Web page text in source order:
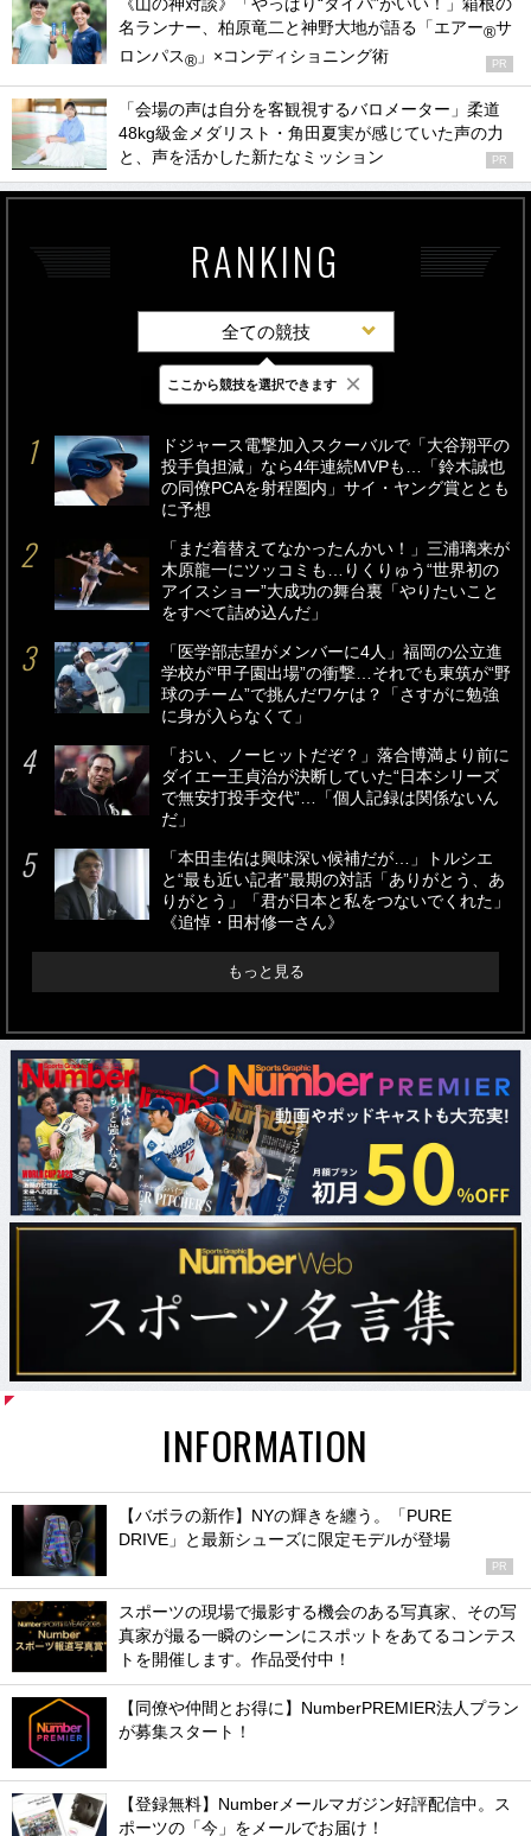
《山の神対談》「やっぱり“タイパ”がいい！」箱根の
名ランナー、柏原竜二と神野大地が語る「エアー®サ
ロンパス® 」×コンディショニング術 PR
「会場の声は自分を客観視するバロメーター」柔道
48kg級金メダリスト・角田夏実が感じていた声の力
と、声を活かした新たなミッション
PR
RANKING
全ての競技
最新 24時間 週間
ドジャース電撃加入スクーバルで「大谷翔平の
投手負担減」なら4年連続MVPも…「鈴木誠也
の同僚PCAを射程圏内」サイ・ヤング賞ととも
に予想
「まだ着替えてなかったんかい！」三浦璃来が
木原龍一にツッコミも…りくりゅう“世界初の
アイスショー”大成功の舞台裏「やりたいこと
をすべて詰め込んだ」
「医学部志望がメンバーに4人」福岡の公立進
学校が“甲子園出場”の衝撃…それでも東筑が“野
球のチーム”で挑んだワケは？「さすがに勉強
に身が入らなくて」
「おい、ノーヒットだぞ？」落合博満より前に
ダイエー王貞治が決断していた“日本シリーズ
で無安打投手交代”…「個人記録は関係ないん
だ」
「本田圭佑は興味深い候補だが…」トルシエ
と“最も近い記者”最期の対話「ありがとう、あ
りがとう」「君が日本と私をつないでくれた」
《追悼・田村修一さん》
もっと見る
INFORMATION
【バボラの新作】NYの輝きを纏う。「PURE
DRIVE」と最新シューズに限定モデルが登場
PR
スポーツの現場で撮影する機会のある写真家、その写
真家が撮る一瞬のシーンにスポットをあてるコンテス
トを開催します。作品受付中！
【同僚や仲間とお得に】NumberPREMIER法人プラン
が募集スタート！
【登録無料】Numberメールマガジン好評配信中。ス
ポーツの「今」をメールでお届け！
ここから競技を選択できます ×